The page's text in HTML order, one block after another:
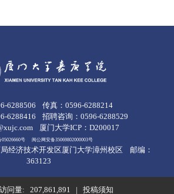
6288506
传真：0596-6288214
6288416
招聘咨询：0596-6288529
厦门大学ICP：D200017
05026660号 闽公网安备35069802000003号
经济技术开发区厦门大学漳州校区
邮编：
363123
问量: 207,861,891 | 投稿须知